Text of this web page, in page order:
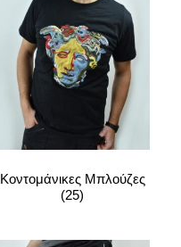
Κοντομάνικες Μπλούζες
(25)